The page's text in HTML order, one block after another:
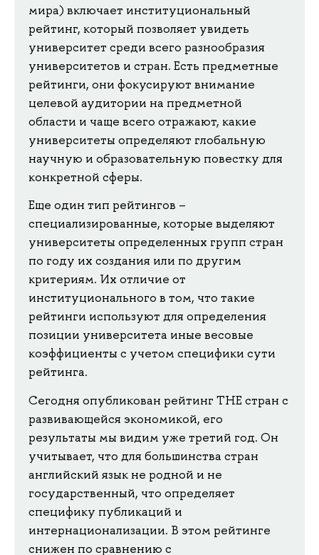
мира) включает институциональный
рейтинг, который позволяет увидеть
университет среди всего разнообразия
университетов и стран. Есть предметные
рейтинги, они фокусируют внимание
целевой аудитории на предметной
области и чаще всего отражают, какие
университеты определяют глобальную
научную и образовательную повестку для
конкретной сферы.
Еще один тип рейтингов –
специализированные, которые выделяют
университеты определенных групп стран
по году их создания или по другим
критериям. Их отличие от
институционального в том, что такие
рейтинги используют для определения
позиции университета иные весовые
коэффициенты с учетом специфики сути
рейтинга.
Сегодня опубликован рейтинг THE стран с
развивающейся экономикой, его
результаты мы видим уже третий год. Он
учитывает, что для большинства стран
английский язык не родной и не
государственный, что определяет
специфику публикаций и
интернационализации. В этом рейтинге
снижен по сравнению с